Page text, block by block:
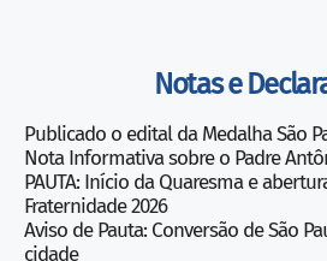
Notas e
Publicado o edital da Medalha São
Nota Informativa sobre o Padre
PAUTA: Início da Quaresma e
Fraternidade 2026
Aviso de Pauta: Conversão de São
cidade